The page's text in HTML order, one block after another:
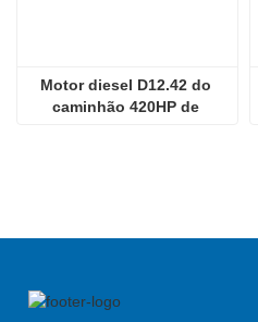
Motor diesel D12.42 do
caminhão 420HP de